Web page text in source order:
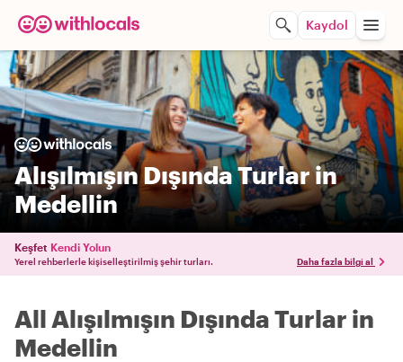
Kaydol
Alışılmışın Dışında Turlar in
Medellin
Keşfet Kendi Yolun
Yerel rehberlerle kişiselleştirilmiş şehir turları. Daha fazla bilgi al
All Alışılmışın Dışında Turlar in
Medellin